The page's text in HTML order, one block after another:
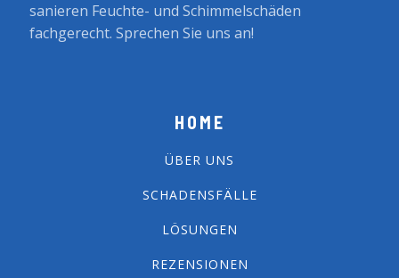
sanieren Feuchte- und Schimmelschäden
fachgerecht. Sprechen Sie uns an!
HOME
ÜBER UNS
SCHADENSFÄLLE
LÖSUNGEN
REZENSIONEN